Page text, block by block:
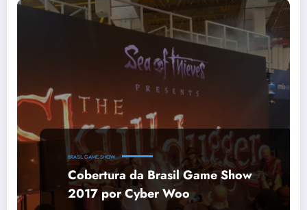
BRASIL GAME SHOW
Cobertura da Brasil Game Show
2017 por Cyber Woo